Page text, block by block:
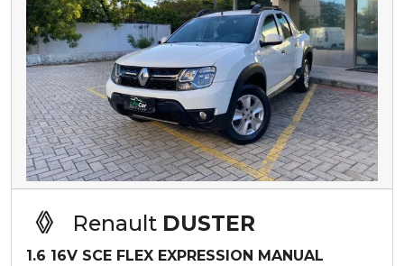
Renault DUSTER
1.6 16V SCE FLEX EXPRESSION MANUAL